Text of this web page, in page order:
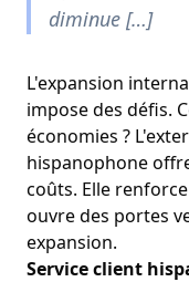
diminue […]
L'expansion
impose des défis.
économies ?
hispanophone
coûts. Elle
ouvre des portes
expansion.
Service client